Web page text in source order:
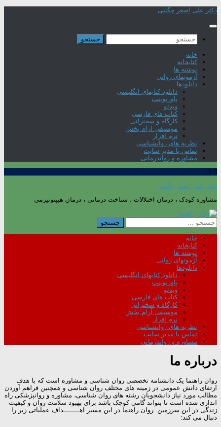
Skip
content
دکتر علی اصغر چگینی
جستجو
برای:
خانه
کتابخانه
نوشته ها
آزمونهای روانی
دانلودها
دانلود کتابهای انگلیسی
پاورپوینت
ویدئو
کتاب های فارسی
کارگاه و سخنرانی
موسیقی آرام بخش
نرم افزار
نظریه های روانشناسی
تماس با مدیر سایت
مشاوره و رواندرمانی
دکتر علی اصغر چگینی
مشاوره کودک ، درمان اختلالات ، شناخت درمانی ، درمان هیپنوتیزمی
جستجو
برای:
خانه
کتابخانه
نوشته ها
آزمونهای روانی
دانلودها
دانلود کتابهای انگلیسی
پاورپوینت
ویدئو
کتاب های فارسی
کارگاه و سخنرانی
موسیقی آرام بخش
نرم افزار
نظریه های روانشناسی
تماس با مدیر سایت
مشاوره و رواندرمانی
درباره ما
روان راهنما یک دانشنامه تخصصی روان شناسی و مشاوره است که با هدف
ارتقای دانش عمومی در زمینه های مختلف روان شناسی و همچنین فراهم آوردن
مطالب مورد نیاز دانشجویان رشته های روان شناسی، مشاوره و روانپزشکی راه
اندازی شده است تا بتواند گامی کوچک باشد برای بهبود سلامت روان و کیفیت
زندگی در این سرزمین. روان راهنما در این مسیر اهــــــــداف عملیاتی زیر را
دنبال می کند: